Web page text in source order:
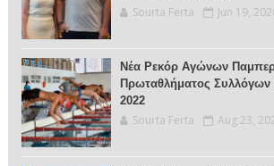
Sourta Ferta Jun 19,
Νέα Ρεκόρ Αγώνων
Πρωταθλήματος
2022
Sourta Ferta Aug 23,